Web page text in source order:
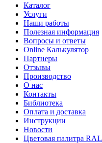
Каталог
Услуги
Наши работы
Полезная информация
Вопросы и ответы
Online Калькулятор
Партнеры
Отзывы
Производство
О нас
Контакты
Библиотека
Оплата и доставка
Инструкции
Новости
Цветовая палитра RAL